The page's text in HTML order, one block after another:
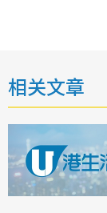
相关文章